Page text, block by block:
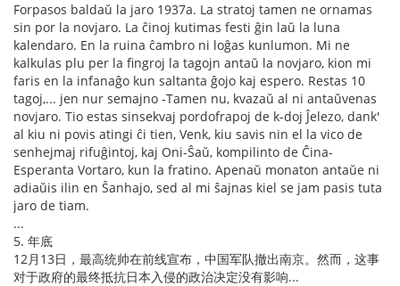
Forpasos baldaŭ la jaro 1937a. La stratoj tamen ne ornamas
sin por la novjaro. La ĉinoj kutimas festi ĝin laŭ la luna
kalendaro. En la ruina ĉambro ni loĝas kunlumon. Mi ne
kalkulas plu per la fingroj la tagojn antaŭ la novjaro, kion mi
faris en la infanaĝo kun saltanta ĝojo kaj espero. Restas 10
tagoj,... jen nur semajno -Tamen nu, kvazaŭ al ni antaŭvenas
novjaro. Tio estas sinsekvaj pordofrapoj de k-doj Ĵelezo, dank'
al kiu ni povis atingi ĉi tien, Venk, kiu savis nin el la vico de
senhejmaj rifuĝintoj, kaj Oni-Ŝaŭ, kompilinto de Ĉina-
Esperanta Vortaro, kun la fratino. Apenaŭ monaton antaŭe ni
adiaŭis ilin en Ŝanhajo, sed al mi ŝajnas kiel se jam pasis tuta
jaro de tiam.
...
5. 年底
12月13日，最高统帅在前线宣布，中国军队撤出南京。然而，这事
对于政府的最终抵抗日本入侵的政治决定没有影响...